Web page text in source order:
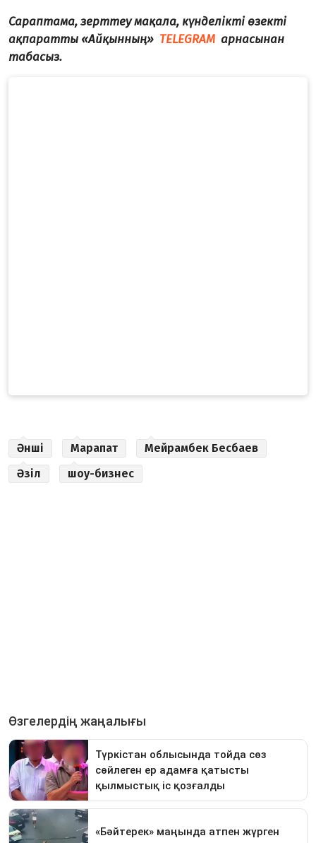
Сараптама, зерттеу мақала, күнделікті өзекті
ақпаратты «Айқынның» TELEGRAM арнасынан
табасыз.
Әнші Марапат
Мейрамбек Бесбаев
Әзіл
шоу-бизнес